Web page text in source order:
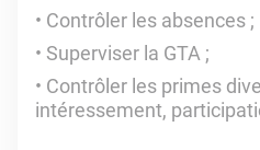
Contrôler les absences ;
Superviser la GTA ;
Contrôler les primes
intéressement,